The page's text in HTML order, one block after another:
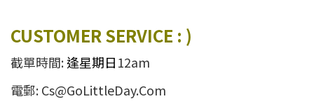
CUSTOMER SERVICE : )
截單時間:逢星期日12am
電郵: Cs@GoLittleDay.Com